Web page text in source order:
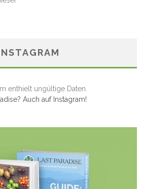
enthielt ungültige Daten.
Auch auf Instagram!